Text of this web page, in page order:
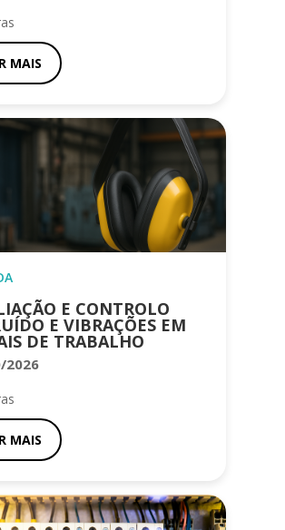
MAIS
E CONTROLO
E VIBRAÇÕES EM
DE TRABALHO
2026
MAIS